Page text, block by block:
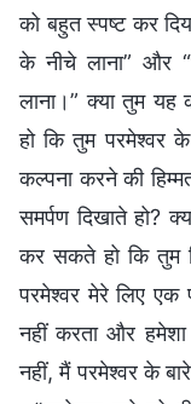
को बहुत स्पष्ट कर
के नीचे लाना” और
लाना।” क्या तुम
हो कि तुम परमेश्वर
कल्पना करने की
समर्पण दिखाते हो?
कर सकते हो कि तुम
परमेश्वर मेरे लिए
नहीं करता और हमेशा
नहीं, मैं परमेश्वर के